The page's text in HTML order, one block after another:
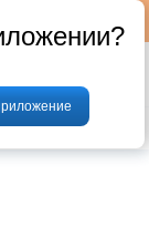
Мясо Птица